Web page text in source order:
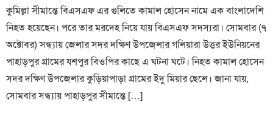
কুমিল্লা সীমান্তে বিএসএফ এর গুলিতে কামাল হোসেন নামে এক বাংলাদেশি
নিহত হয়েছেন। পরে তার মরদেহ নিয়ে যায় বিএসএফ সদস্যরা। সোমবার (৭
অক্টোবর) সন্ধ্যায় জেলার সদর দক্ষিণ উপজেলার গলিয়ারা উত্তর ইউনিয়নের
পাহাড়পুর গ্রামের যশপুর বিওপির কাছে এ ঘটনা ঘটে। নিহত কামাল হোসেন
সদর দক্ষিণ উপজেলার কুড়িয়াপাড়া গ্রামের ইদু মিয়ার ছেলে। জানা যায়,
সোমবার সন্ধ্যায় পাহাড়পুর সীমান্তে […]